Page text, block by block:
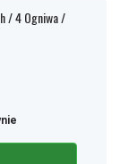
/ 4 Ogniwa /